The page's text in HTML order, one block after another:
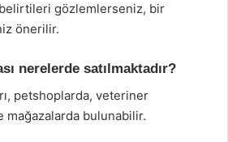
gözlemlerseniz, bir
önerilir.
nerelerde satılmaktadır?
petshoplarda, veteriner
bulunabilir.